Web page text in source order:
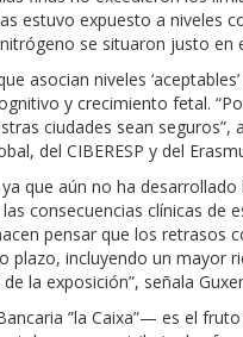
estuvo expuesto a niveles
se situaron justo en
asocian niveles
y crecimiento fetal.
ciudades sean seguros”,
del CIBERESP y del
que aún no ha
consecuencias clínicas de
pensar que los retrasos
plazo, incluyendo un mayor
la exposición”, señala
”la Caixa”— es el fruto